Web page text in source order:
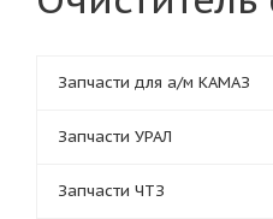
Запчасти для а/м КАМАЗ
Запчасти УРАЛ
Запчасти ЧТЗ